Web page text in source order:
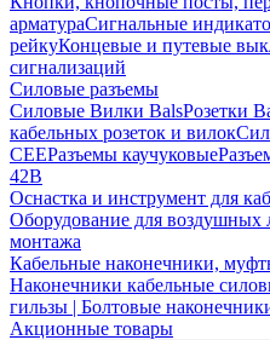
арматураСигнальные
рейкуКонцевые и путевые
сигнализаций
Силовые разъемы
Силовые Вилки BalsРозетки
кабельных розеток и вилок
CEEРазъемы каучуковые
42В
Оснастка и инструмент для
Оборудование для воздушных
монтажа
Кабельные наконечники,
Наконечники кабельные
гильзы | Болтовые
Акционные товары